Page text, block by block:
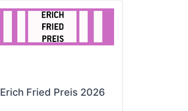
Erich Fried Preis 2026